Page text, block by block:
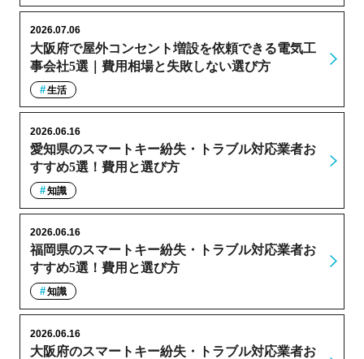
大阪府で屋外コンセント増設を依頼できる電気工
事会社5選｜費用相場と失敗しない選び方
2026.07.06
生活
愛知県のスマートキー紛失・トラブル対応業者お
すすめ5選！費用と選び方
2026.06.16
知識
福岡県のスマートキー紛失・トラブル対応業者お
すすめ5選！費用と選び方
2026.06.16
知識
大阪府のスマートキー紛失・トラブル対応業者お
2026.06.16